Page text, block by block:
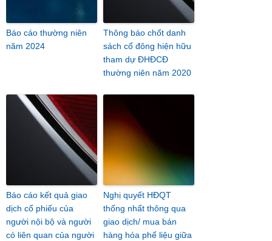
Báo cáo thường niên
năm 2024
Thông báo chốt danh
sách cổ đông hiện hữu
tham dự ĐHĐCĐ
thường niên năm 2020
Báo cáo kết quả giao
dịch cổ phiếu của
người nội bộ và người
có liên quan của người
Nghị quyết HĐQT
thống nhất thông qua
giao dịch/ mua bán
hàng hóa phế liệu giữa